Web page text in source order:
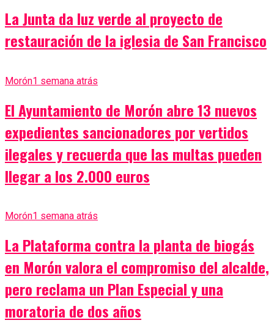
La Junta da luz verde al proyecto de
restauración de la iglesia de San Francisco
Morón1 semana atrás
El Ayuntamiento de Morón abre 13 nuevos
expedientes sancionadores por vertidos
ilegales y recuerda que las multas pueden
llegar a los 2.000 euros
Morón1 semana atrás
La Plataforma contra la planta de biogás
en Morón valora el compromiso del alcalde,
pero reclama un Plan Especial y una
moratoria de dos años